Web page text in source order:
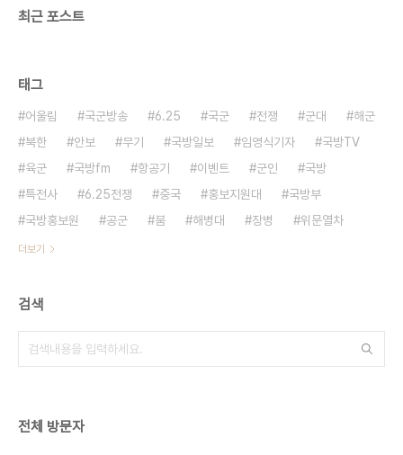
최근 포스트
태그
어울림 국군방송 6.25 국군 전쟁 군대
해군
북한
안보 무기 국방일보 임영식기자
국방TV
육군
국방fm 항공기 이벤트 군인
국방
특전사
6.25전쟁 중국 홍보지원대
국방부
국방홍보원
공군 붐 해병대 장병 위문열차
더보기
검색
전체 방문자